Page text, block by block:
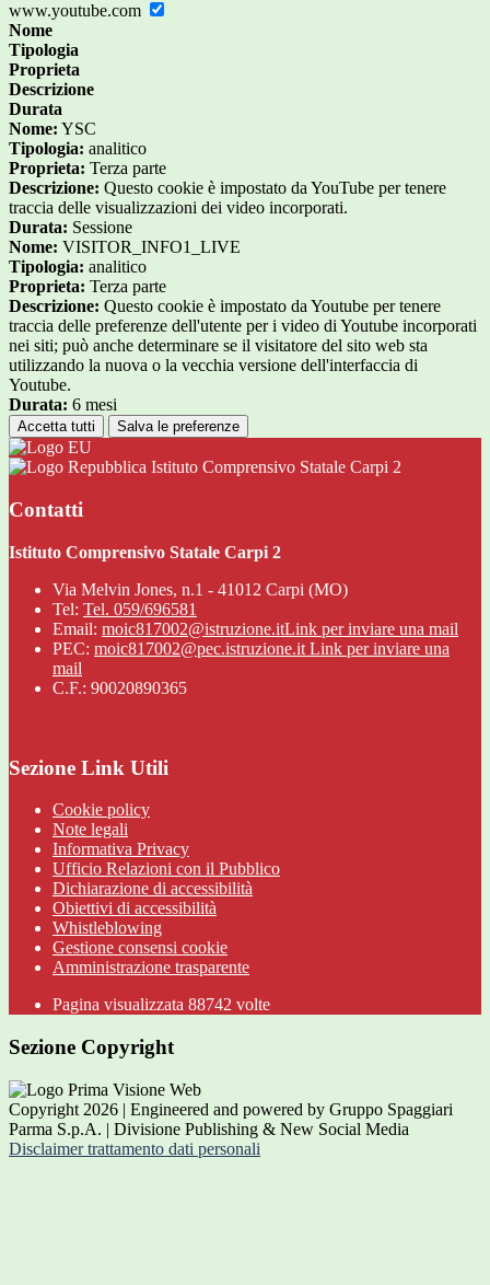
www.youtube.com
Nome
Tipologia
Proprieta
Descrizione
Durata
Nome: YSC
Tipologia: analitico
Proprieta: Terza parte
Descrizione: Questo cookie è impostato da YouTube per tenere
traccia delle visualizzazioni dei video incorporati.
Durata: Sessione
Nome: VISITOR_INFO1_LIVE
Tipologia: analitico
Proprieta: Terza parte
Descrizione: Questo cookie è impostato da Youtube per tenere
traccia delle preferenze dell'utente per i video di Youtube incorporati
nei siti; può anche determinare se il visitatore del sito web sta
utilizzando la nuova o la vecchia versione dell'interfaccia di
Youtube.
Durata: 6 mesi
Accetta tutti Salva le preferenze
Istituto Comprensivo Statale Carpi 2
Contatti
Istituto Comprensivo Statale Carpi 2
Via Melvin Jones, n.1 - 41012 Carpi (MO)
Tel: Tel. 059/696581
Email: moic817002@istruzione.itLink per inviare una mail
PEC: moic817002@pec.istruzione.it Link per inviare una
mail
C.F.: 90020890365
Sezione Link Utili
Cookie policy
Note legali
Informativa Privacy
Ufficio Relazioni con il Pubblico
Dichiarazione di accessibilità
Obiettivi di accessibilità
Whistleblowing
Gestione consensi cookie
Amministrazione trasparente
Pagina visualizzata 88742 volte
Sezione Copyright
Copyright 2026 | Engineered and powered by Gruppo Spaggiari
Parma S.p.A. | Divisione Publishing & New Social Media
Disclaimer trattamento dati personali